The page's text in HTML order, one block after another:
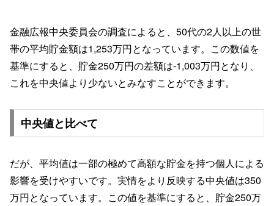
金融広報中央委員会の調査によると、50代の2人以上の世
帯の平均貯金額は1,253万円となっています。この数値を
基準にすると、貯金250万円の差額は-1,003万円となり、
これを中央値より少ないとみなすことができます。
中央値と比べて
だが、平均値は一部の極めて高額な貯金を持つ個人による
影響を受けやすいです。実情をより反映する中央値は350
万円となっています。この値を基準にすると、貯金250万